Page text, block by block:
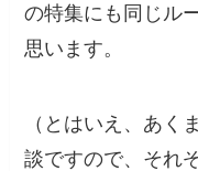
の特集にも同じル
思います。
（とはいえ、あく
談ですので、それ